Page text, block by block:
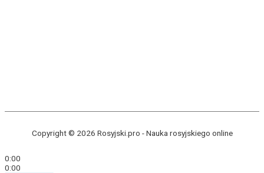
Copyright © 2026 Rosyjski.pro -Nauka rosyjskiego online
0:00
0:00